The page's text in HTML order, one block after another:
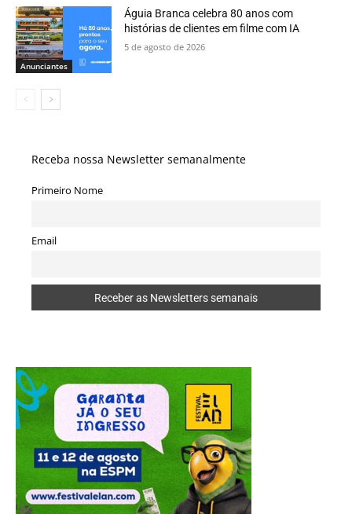
Anunciantes
Águia Branca celebra 80 anos com
histórias de clientes em filme com IA
5 de agosto de 2026
Receba nossa Newsletter semanalmente
Primeiro Nome
Email